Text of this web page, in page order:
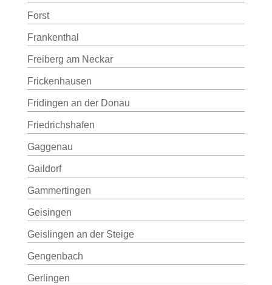
Forst
Frankenthal
Freiberg am Neckar
Frickenhausen
Fridingen an der Donau
Friedrichshafen
Gaggenau
Gaildorf
Gammertingen
Geisingen
Geislingen an der Steige
Gengenbach
Gerlingen